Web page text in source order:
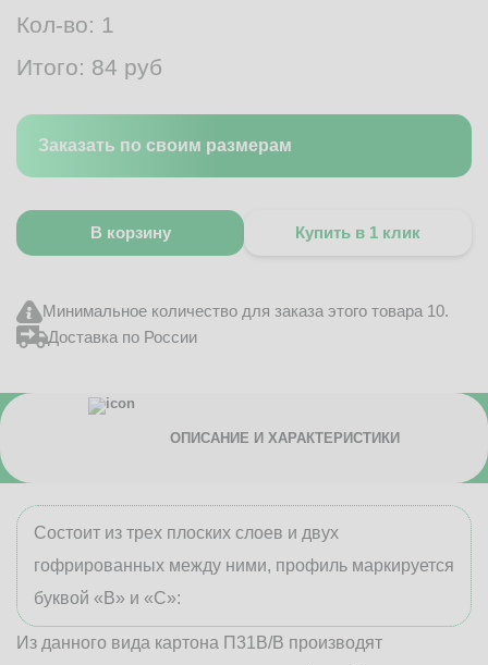
Кол-во: 1
Итого: 84 руб
Заказать по своим размерам
В корзину Купить в 1 клик
Минимальное количество для заказа этого товара 10.
Доставка по России
ОПИСАНИЕ И ХАРАКТЕРИСТИКИ
Состоит из трех плоских слоев и двух
гофрированных между ними, профиль маркируется
буквой «В» и «С»:
Из данного вида картона П31В/B производят